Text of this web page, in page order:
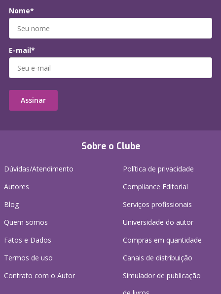
Sobre o Clube
Dúvidas/Atendimento
Autores
Blog
Quem somos
Fatos e Dados
Termos de uso
Contrato com o Autor
Política de privacidade
Compliance Editorial
Serviços profissionais
Universidade do autor
Compras em quantidade
Canais de distribuição
Simulador de publicação
Nome*
E-mail*
Assinar